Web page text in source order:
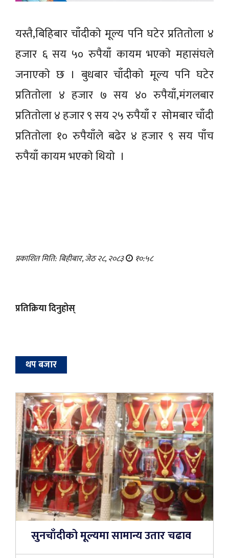
यस्तै,बिहिबार चाँदीकाे मूल्य पनि घटेर प्रतिताेला ४
हजार ६ सय ५० रुपैयाँ कायम भएकाे महासंघले
जनाएकाे छ । बुधबार चाँदीकाे मूल्य पनि घटेर
प्रतिताेला ४ हजार ७ सय ४० रुपैयाँ,मंगलबार
प्रतिताेला ४ हजार ९ सय २५ रुपैयाँ र साेमबार चाँदी
प्रतिताेला १० रुपैयाँले बढेर ४ हजार ९ सय पाँच
रुपैयाँ कायम भएकाे थियाे ।
प्रकाशित मिति: बिहीबार, जेठ २८, २०८३ १०:५८
प्रतिक्रिया दिनुहोस्
थप बजार
सुनचाँदीको मूल्यमा सामान्य उतार चढाव